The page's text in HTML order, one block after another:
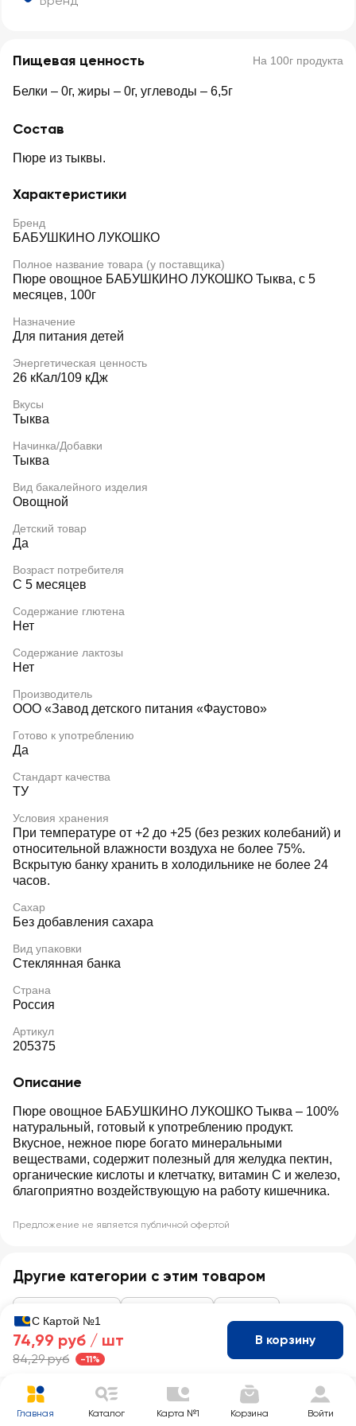
Пищевая ценность На 100г продукта
Белки – 0г, жиры – 0г, углеводы – 6,5г
Состав
Пюре из тыквы.
Характеристики
Бренд
БАБУШКИНО ЛУКОШКО
Полное название товара (у поставщика)
Пюре овощное БАБУШКИНО ЛУКОШКО Тыква, с 5
месяцев, 100г
Назначение
Для питания детей
Энергетическая ценность
26 кКал/109 кДж
Вкусы
Тыква
Начинка/Добавки
Тыква
Вид бакалейного изделия
Овощной
Детский товар
Да
Возраст потребителя
С 5 месяцев
Содержание глютена
Нет
Содержание лактозы
Нет
Производитель
ООО «Завод детского питания «Фаустово»
Готово к употреблению
Да
Стандарт качества
ТУ
Условия хранения
При температуре от +2 до +25 (без резких колебаний) и
относительной влажности воздуха не более 75%.
Вскрытую банку хранить в холодильнике не более 24
часов.
Сахар
Без добавления сахара
Вид упаковки
Стеклянная банка
Страна
Россия
Артикул
205375
Описание
Пюре овощное БАБУШКИНО ЛУКОШКО Тыква – 100%
натуральный, готовый к употреблению продукт.
Вкусное, нежное пюре богато минеральными
веществами, содержит полезный для желудка пектин,
органические кислоты и клетчатку, витамин С и железо,
благоприятно воздействующую на работу кишечника.
Предложение не является публичной офертой
Другие категории с этим товаром
С Картой №1
74,99 руб / шт
84,29 руб -11%
В корзину
Главная Каталог Карта №1 Корзина Войти